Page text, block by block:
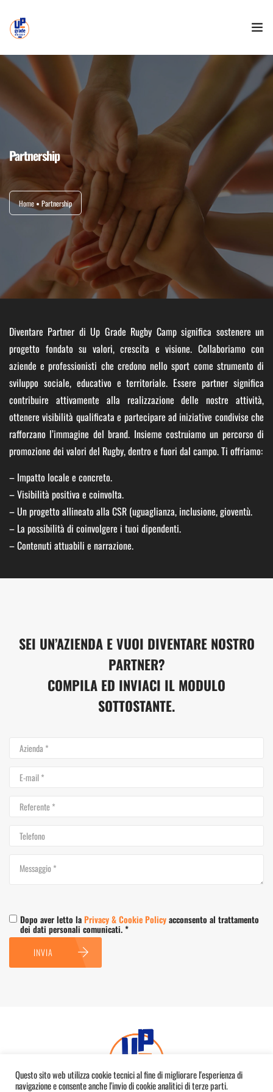
HOME
LO STAFF
LISTA D’ATTESA
EVENTI
SAFEGUARDING
PARTNERSHIP
CONTATTI
SHOP
Partnership
Home Partnership
Diventare Partner di Up Grade Rugby Camp significa sostenere un
progetto fondato su valori, crescita e visione. Collaboriamo con
aziende e professionisti che credono nello sport come strumento di
sviluppo sociale, educativo e territoriale. Essere partner significa
contribuire attivamente alla realizzazione delle nostre attività,
ottenere visibilità qualificata e partecipare ad iniziative condivise che
rafforzano l’immagine del brand. Insieme costruiamo un percorso di
promozione dei valori del Rugby, dentro e fuori dal campo. Ti offriamo:
– Impatto locale e concreto.
– Visibilità positiva e coinvolta.
– Un progetto allineato alla CSR (uguaglianza, inclusione, gioventù.
– La possibilità di coinvolgere i tuoi dipendenti.
– Contenuti attuabili e narrazione.
SEI UN’AZIENDA E VUOI DIVENTARE NOSTRO
PARTNER?
COMPILA ED INVIACI IL MODULO
SOTTOSTANTE.
Dopo aver letto laPrivacy & Cookie Policyacconsento al trattamento
dei dati personali comunicati. *
INVIA
Questo sito web utilizza cookie tecnici al fine di migliorare l'esperienza di
navigazione e consente anche l'invio di cookie analitici di terze parti.